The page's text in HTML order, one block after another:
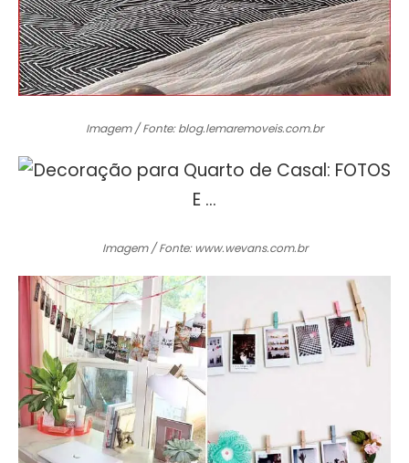
Imagem / Fonte: blog.lemaremoveis.com.br
Imagem / Fonte: www.wevans.com.br